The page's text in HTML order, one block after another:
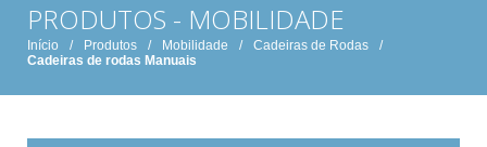
PRODUTOS - MOBILIDADE
Início / Produtos / Mobilidade / Cadeiras de Rodas
/
Cadeiras de rodas Manuais